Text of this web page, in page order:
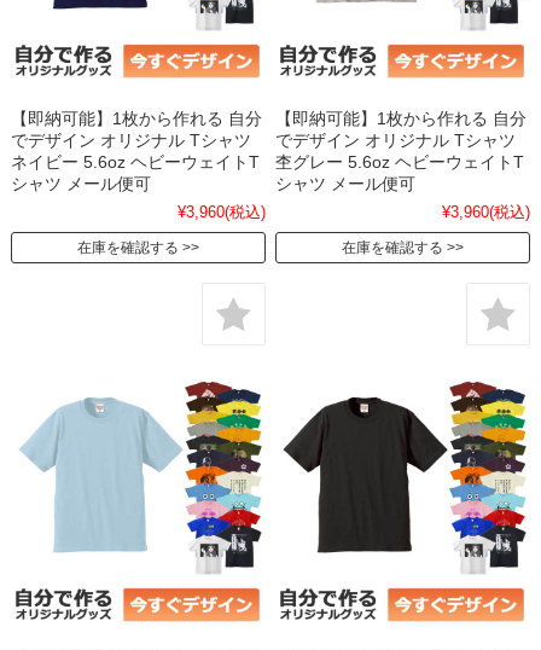
【即納可能】1枚から作れる 自分
でデザイン オリジナル Tシャツ
ネイビー 5.6oz ヘビーウェイトT
シャツ メール便可
¥3,960(税込)
在庫を確認する
【即納可能】1枚から作れる 自分
でデザイン オリジナル Tシャツ
杢グレー 5.6oz ヘビーウェイトT
シャツ メール便可
¥3,960(税込)
在庫を確認する